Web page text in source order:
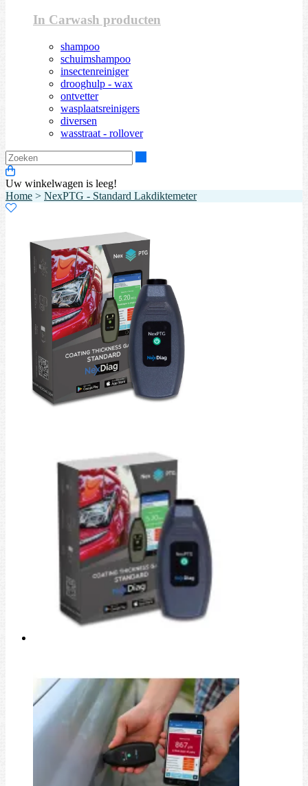
In Carwash producten
shampoo
schuimshampoo
insectenreiniger
drooghulp - wax
ontvetter
wasplaatsreinigers
diversen
wasstraat - rollover
Uw winkelwagen is leeg!
Home > NexPTG - Standard Lakdiktemeter